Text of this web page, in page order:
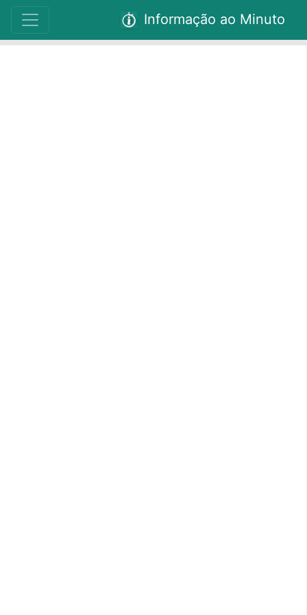
Informação ao Minuto